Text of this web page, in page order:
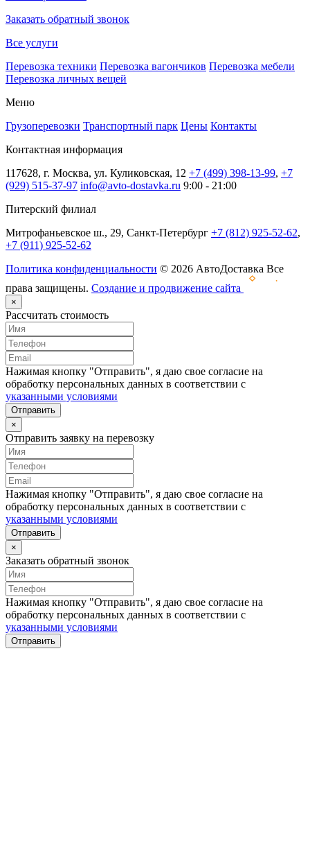
Заказать обратный звонок
Все услуги
Перевозка техники Перевозка вагончиков Перевозка мебели
Перевозка личных вещей
Меню
Грузоперевозки Транспортный парк Цены Контакты
Контактная информация
117628, г. Москва, ул. Куликовская, 12 +7 (499) 398-13-99, +7
(929) 515-37-97 info@avto-dostavka.ru 9:00 - 21:00
Питерский филиал
Митрофаньевское ш., 29, Санкт-Петербург +7 (812) 925-52-62,
+7 (911) 925-52-62
Политика конфиденциальности © 2026 АвтоДоставка Все
права защищены. Создание и продвижение сайта
×
Рассчитать стоимость
Нажимая кнопку "Отправить", я даю свое согласие на
обработку персональных данных в соответствии с
указанными условиями
Отправить
×
Отправить заявку на перевозку
Нажимая кнопку "Отправить", я даю свое согласие на
обработку персональных данных в соответствии с
указанными условиями
Отправить
×
Заказать обратный звонок
Нажимая кнопку "Отправить", я даю свое согласие на
обработку персональных данных в соответствии с
указанными условиями
Отправить